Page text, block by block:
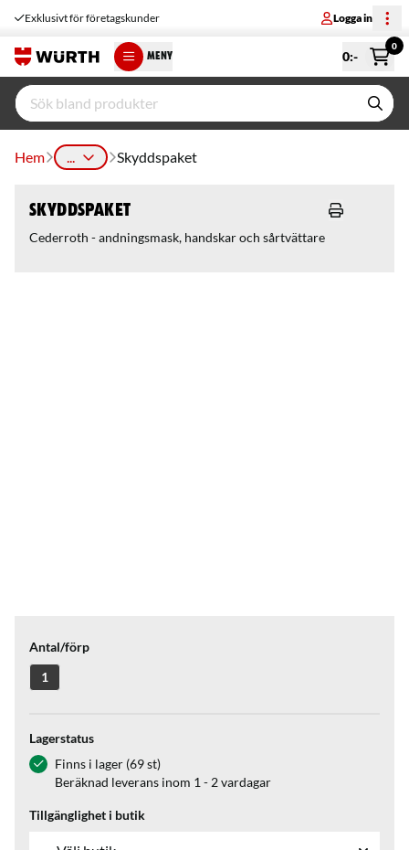
Exklusivt för företagskunder Logga in
MENY 0:-
0
Hem ... Skyddspaket
Skyddspaket
Cederroth - andningsmask, handskar och sårtvättare
Antal/förp
1
Lagerstatus
Finns i lager (69 st)
Beräknad leverans inom 1 - 2 vardagar
Tillgänglighet i butik